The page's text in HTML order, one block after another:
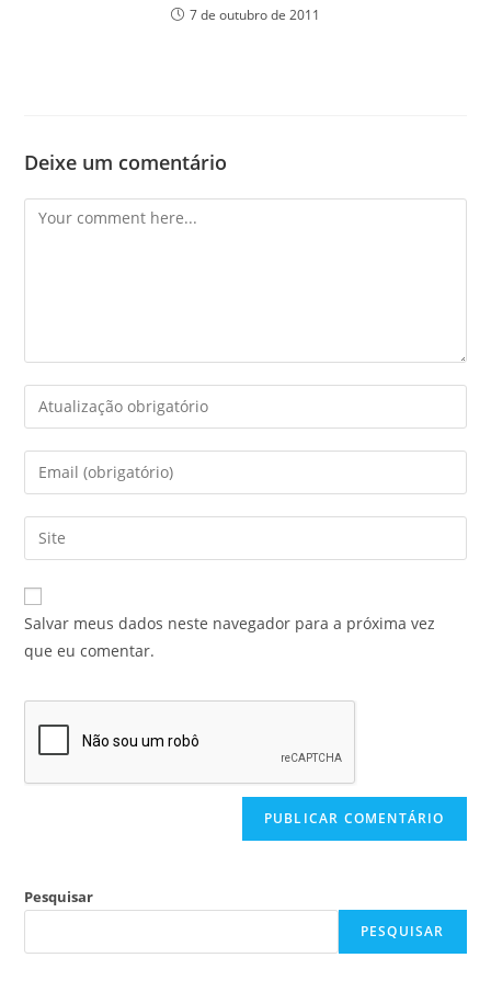
7 de outubro de 2011
Deixe um comentário
Salvar meus dados neste navegador para a próxima vez
que eu comentar.
Pesquisar
PESQUISAR